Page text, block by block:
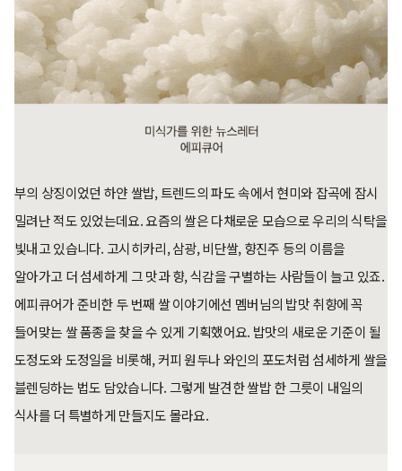
부의 상징이었던 하얀 쌀밥, 트렌드의 파도 속에서 현미와 잡곡에 잠시
밀려난 적도 있었는데요. 요즘의 쌀은 다채로운 모습으로 우리의 식탁을
빛내고 있습니다. 고시히카리, 삼광, 비단쌀, 향진주 등의 이름을
알아가고 더 섬세하게 그 맛과 향, 식감을 구별하는 사람들이 늘고 있죠.
에피큐어가 준비한 두 번째 쌀 이야기에선 멤버님의 밥맛 취향에 꼭
들어맞는 쌀 품종을 찾을 수 있게 기획했어요. 밥맛의 새로운 기준이 될
도정도와 도정일을 비롯해, 커피 원두나 와인의 포도처럼 섬세하게 쌀을
블렌딩하는 법도 담았습니다. 그렇게 발견한 쌀밥 한 그릇이 내일의
식사를 더 특별하게 만들지도 몰라요.